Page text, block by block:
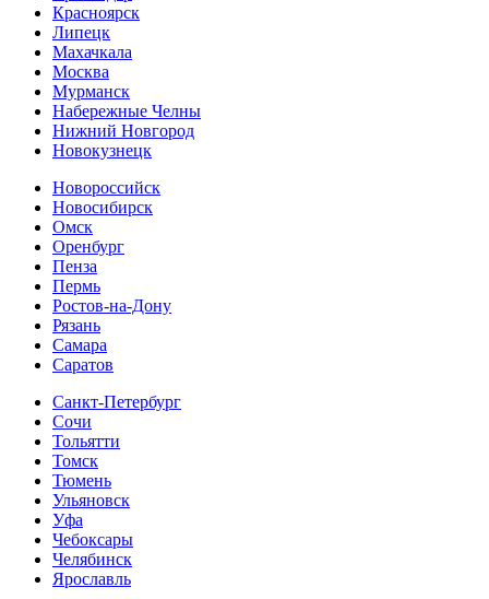
Красноярск
Липецк
Махачкала
Москва
Мурманск
Набережные Челны
Нижний Новгород
Новокузнецк
Новороссийск
Новосибирск
Омск
Оренбург
Пенза
Пермь
Ростов-на-Дону
Рязань
Самара
Cаратов
Санкт-Петербург
Сочи
Тольятти
Томск
Тюмень
Ульяновск
Уфа
Чебоксары
Челябинск
Ярославль